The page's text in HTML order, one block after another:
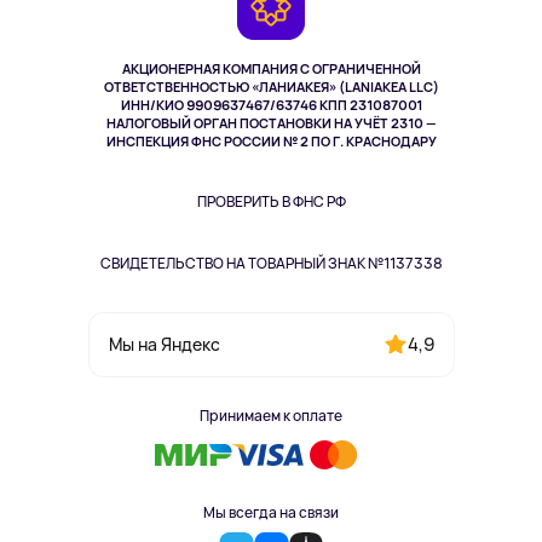
АКЦИОНЕРНАЯ КОМПАНИЯ С ОГРАНИЧЕННОЙ
ОТВЕТСТВЕННОСТЬЮ «ЛАНИАКЕЯ» (LANIAKEA LLC)
ИНН/КИО 9909637467/63746 КПП 231087001
НАЛОГОВЫЙ ОРГАН ПОСТАНОВКИ НА УЧЁТ 2310 —
ИНСПЕКЦИЯ ФНС РОССИИ № 2 ПО Г. КРАСНОДАРУ
ПРОВЕРИТЬ В ФНС РФ
СВИДЕТЕЛЬСТВО НА ТОВАРНЫЙ ЗНАК №1137338
Мы на Яндекс 4,9
Принимаем к оплате
Мы всегда на связи
Здоровье питомцев
Одежда и аксессуары